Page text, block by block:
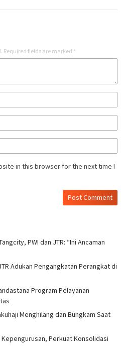
Required fields are marked *
in this browser for the next time I
PWI dan JTR: “Ini Ancaman
Adukan Pengangkatan Perangkat di
Program Pelayanan
Menghilang dan Bungkam Saat
Kepengurusan, Perkuat Konsolidasi